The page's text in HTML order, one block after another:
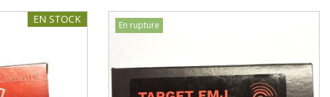
EN STOCK En rupture